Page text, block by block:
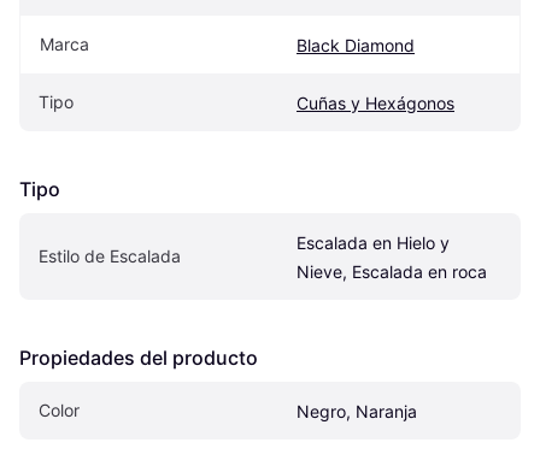
Marca Black Diamond
Tipo Cuñas y Hexágonos
Tipo
Estilo de Escalada
Escalada en Hielo y
Nieve, Escalada en roca
Propiedades del producto
Color Negro, Naranja